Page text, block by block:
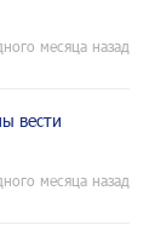
месяца назад
вести
месяца назад